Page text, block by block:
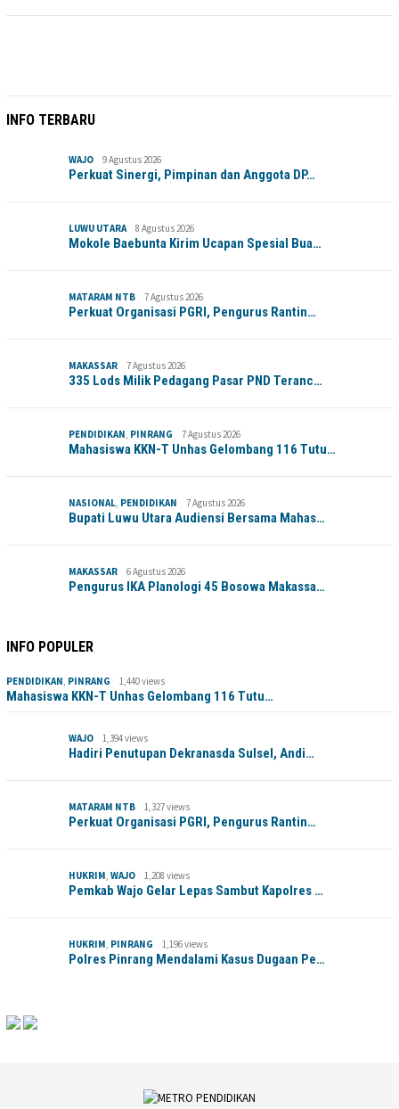
INFO TERBARU
WAJO 9 Agustus 2026
Perkuat Sinergi, Pimpinan dan Anggota DP…
LUWU UTARA 8 Agustus 2026
Mokole Baebunta Kirim Ucapan Spesial Bua…
MATARAM NTB 7 Agustus 2026
Perkuat Organisasi PGRI, Pengurus Rantin…
MAKASSAR 7 Agustus 2026
335 Lods Milik Pedagang Pasar PND Teranc…
PENDIDIKAN, PINRANG 7 Agustus 2026
Mahasiswa KKN-T Unhas Gelombang 116 Tutu…
NASIONAL, PENDIDIKAN 7 Agustus 2026
Bupati Luwu Utara Audiensi Bersama Mahas…
MAKASSAR 6 Agustus 2026
Pengurus IKA Planologi 45 Bosowa Makassa…
INFO POPULER
PENDIDIKAN, PINRANG 1,440 views
Mahasiswa KKN-T Unhas Gelombang 116 Tutu…
WAJO 1,394 views
Hadiri Penutupan Dekranasda Sulsel, Andi…
MATARAM NTB 1,327 views
Perkuat Organisasi PGRI, Pengurus Rantin…
HUKRIM, WAJO 1,208 views
Pemkab Wajo Gelar Lepas Sambut Kapolres …
HUKRIM, PINRANG 1,196 views
Polres Pinrang Mendalami Kasus Dugaan Pe…